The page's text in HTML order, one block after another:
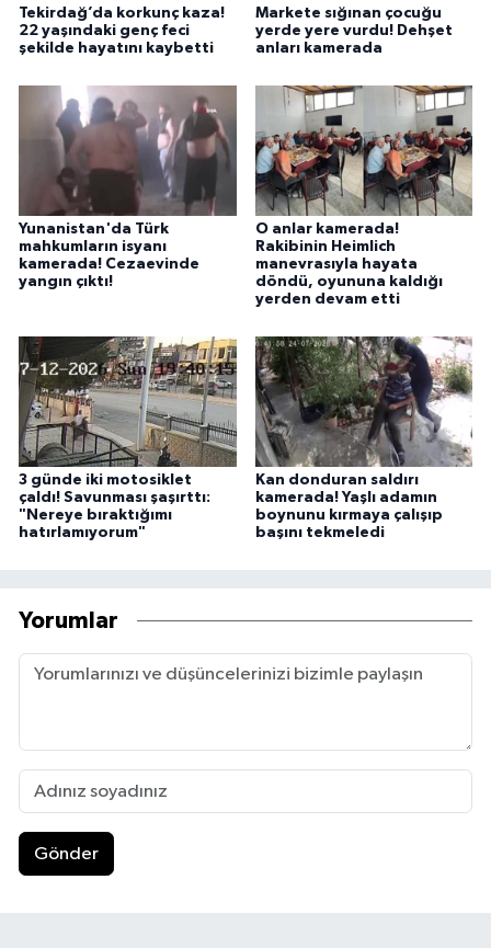
Tekirdağ’da korkunç kaza!
22 yaşındaki genç feci
şekilde hayatını kaybetti
Markete sığınan çocuğu
yerde yere vurdu! Dehşet
anları kamerada
Yunanistan'da Türk
mahkumların isyanı
kamerada! Cezaevinde
yangın çıktı!
O anlar kamerada!
Rakibinin Heimlich
manevrasıyla hayata
döndü, oyununa kaldığı
yerden devam etti
3 günde iki motosiklet
çaldı! Savunması şaşırttı:
"Nereye bıraktığımı
hatırlamıyorum"
Kan donduran saldırı
kamerada! Yaşlı adamın
boynunu kırmaya çalışıp
başını tekmeledi
Yorumlar
Gönder